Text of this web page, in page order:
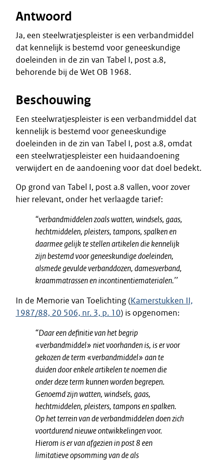
Antwoord
Ja, een steelwratjespleister is een verbandmiddel
dat kennelijk is bestemd voor geneeskundige
doeleinden in de zin van Tabel I, post a.8,
behorende bij de Wet OB 1968.
Beschouwing
Een steelwratjespleister is een verbandmiddel dat
kennelijk is bestemd voor geneeskundige
doeleinden in de zin van Tabel I, post a.8, omdat
een steelwratjespleister een huidaandoening
verwijdert en de aandoening voor dat doel bedekt.
Op grond van Tabel I, post a.8 vallen, voor zover
hier relevant, onder het verlaagde tarief:
“verbandmiddelen zoals watten, windsels, gaas,
hechtmiddelen, pleisters, tampons, spalken en
daarmee gelijk te stellen artikelen die kennelijk
zijn bestemd voor geneeskundige doeleinden,
alsmede gevulde verbanddozen, damesverband,
kraammatrassen en incontinentiematerialen.’’
In de Memorie van Toelichting (Kamerstukken II,
1987/88, 20 506, nr. 3, p. 10) is opgenomen:
“Daar een definitie van het begrip
«verbandmiddel» niet voorhanden is, is er voor
gekozen de term «verbandmiddel» aan te
duiden door enkele artikelen te noemen die
onder deze term kunnen worden begrepen.
Genoemd zijn watten, windsels, gaas,
hechtmiddelen, pleisters, tampons en spalken.
Op het terrein van de verbandmiddelen doen zich
voortdurend nieuwe ontwikkelingen voor.
Hierom is er van afgezien in post 8 een
limitatieve opsomming van de als